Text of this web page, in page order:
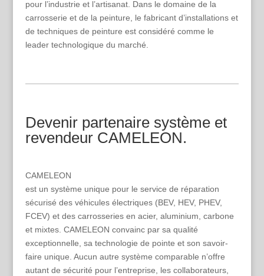
pour l’industrie et l’artisanat. Dans le domaine de la
carrosserie et de la peinture, le fabricant d’installations et
de techniques de peinture est considéré comme le
leader technologique du marché.
Devenir partenaire système et
revendeur CAMELEON.
CAMELEON
est un système unique pour le service de réparation
sécurisé des véhicules électriques (BEV, HEV, PHEV,
FCEV) et des carrosseries en acier, aluminium, carbone
et mixtes. CAMELEON convainc par sa qualité
exceptionnelle, sa technologie de pointe et son savoir-
faire unique. Aucun autre système comparable n’offre
autant de sécurité pour l’entreprise, les collaborateurs,